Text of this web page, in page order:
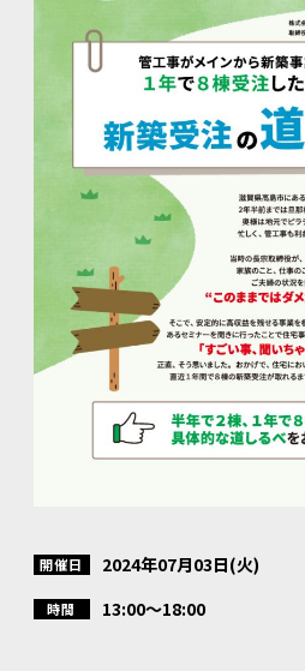
開催日 2024年07月03日(火)
時間 13:00～18:00